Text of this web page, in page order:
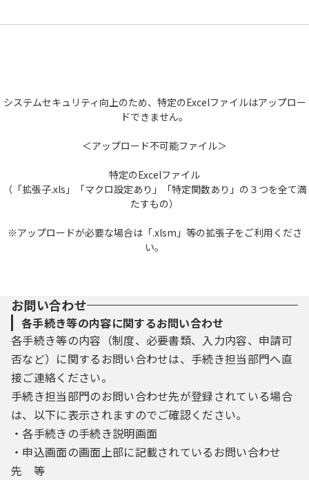
システムセキュリティ向上のため、特定のExcelファイルはアップロー
ドできません。
＜アップロード不可能ファイル＞
特定のExcelファイル
（「拡張子.xls」「マクロ設定あり」「特定関数あり」の３つを全て満
たすもの）
※アップロードが必要な場合は「.xlsm」等の拡張子をご利用くださ
い。
お問い合わせ
各手続き等の内容に関するお問い合わせ
各手続き等の内容（制度、必要書類、入力内容、申請可
否など）に関するお問い合わせは、手続き担当部門へ直
接ご連絡ください。
手続き担当部門のお問い合わせ先が登録されている場合
は、以下に表示されますのでご確認ください。
・各手続きの手続き説明画面
・申込画面の画面上部に記載されているお問い合わせ
先 等